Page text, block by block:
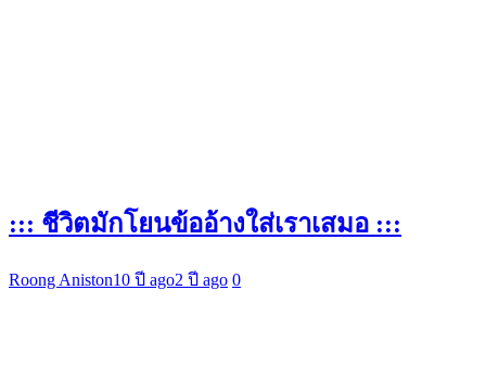
::: ชีวิตมักโยนข้ออ้างใส่เราเสมอ :::
Roong Aniston10 ปี ago2 ปี ago 0